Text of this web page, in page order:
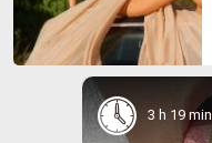
3 h 19 min